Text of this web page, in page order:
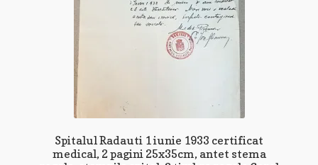
Spitalul Radauti 1 iunie 1933 certificat
medical, 2 pagini 25x35cm, antet stema